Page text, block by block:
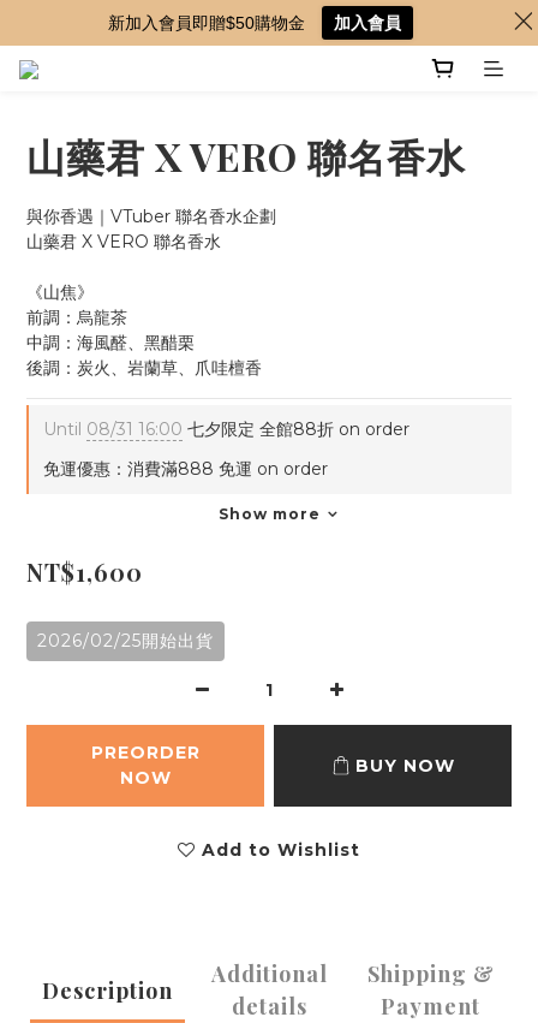
山藥君 X VERO 聯名香水
與你香遇｜VTuber 聯名香水企劃
山藥君 X VERO 聯名香水
《山焦》
前調：烏龍茶
中調：海風醛、黑醋栗
後調：炭火、岩蘭草、爪哇檀香
Until 08/31 16:00 七夕限定 全館88折 on order
免運優惠：消費滿888 免運 on order
Show more
NT$1,600
2026/02/25開始出貨
PREORDER
NOW
BUY NOW
Add to Wishlist
Description
Additional
details
Shipping &
Payment
新加入會員即贈$50購物金 加入會員